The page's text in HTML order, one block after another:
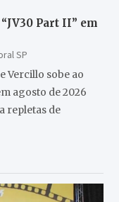
Part II” em
SP
Vercillo sobe ao
agosto de 2026
repletas de